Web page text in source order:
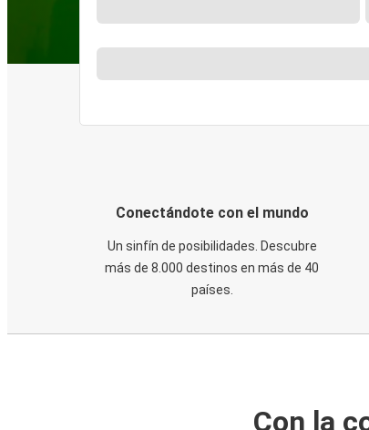
Conectándote con el mundo
Un sinfín de posibilidades. Descubre
más de 8.000 destinos en más de 40
países.
Con la